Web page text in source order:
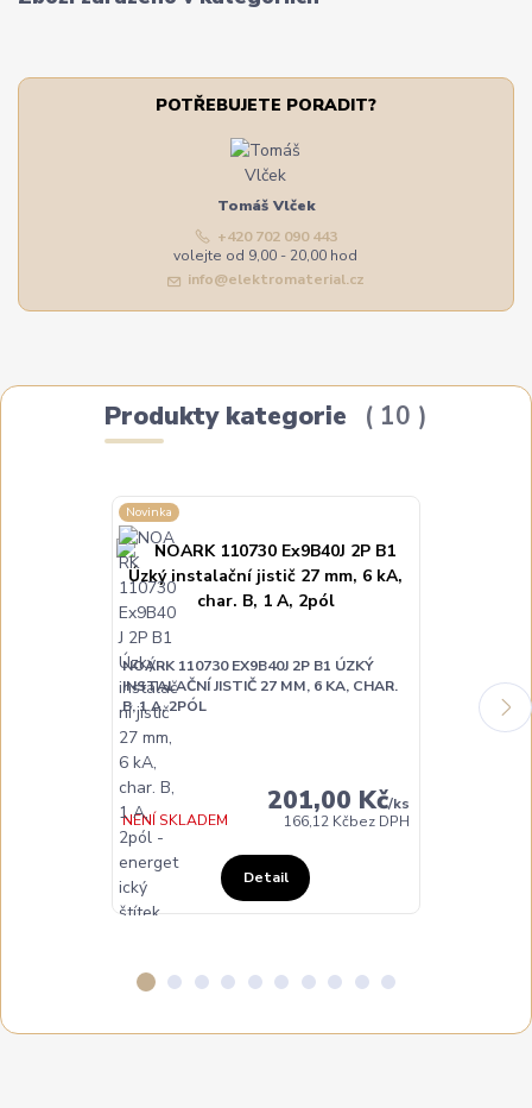
POTŘEBUJETE PORADIT?
Tomáš Vlček
+420 702 090 443
volejte od 9,00 - 20,00 hod
info@elektromaterial.cz
Produkty kategorie 10
Novinka
NOARK 110730 EX9B40J 2P B1 ÚZKÝ
INSTALAČNÍ JISTIČ 27 MM, 6 KA, CHAR.
B, 1 A, 2PÓL
201,00 Kč/ks
166,12 Kčbez DPH
NENÍ SKLADEM
Detail
INSTALAČNÍ
B, 2 A, 2PÓL